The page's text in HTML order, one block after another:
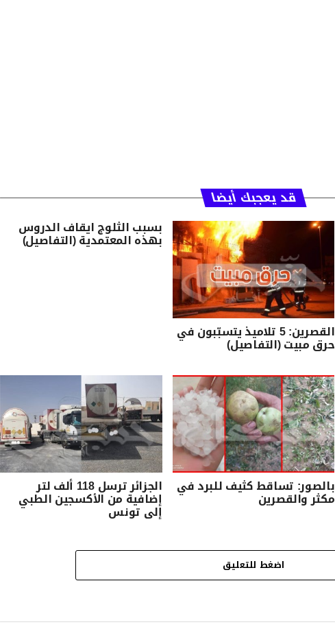
قد يعجبك أيضا
القصرين: 5 تلاميذ يتسبّبون في
حرق مبيت (التفاصيل)
بسبب الثلوج ايقاف الدروس
بهذه المعتمدية (التفاصيل)
بالصور: تساقط كثيف للبرد في
مكثر والقصرين
الجزائر ترسل 118 ألف لتر
إضافية من الأكسجين الطبي
إلى تونس
اضغط للتعليق